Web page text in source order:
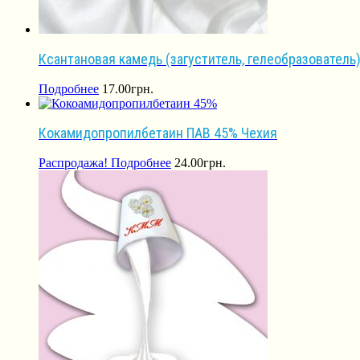
Ксантановая камедь (загуститель, гелеобразователь)
Подробнее 17.00грн.
Кокамидопропилбетаин ПАВ 45% Чехия
Распродажа! Подробнее 24.00грн.